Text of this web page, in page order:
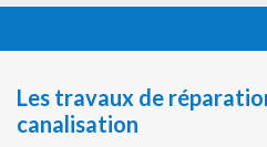
Les travaux de
canalisation